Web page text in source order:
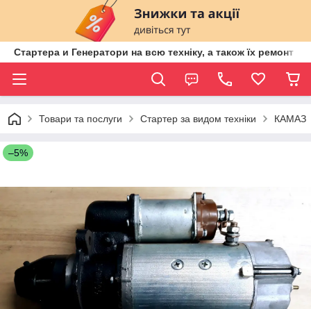
Стартера и Генератори на всю техніку, а також їх ремонт
Товари та послуги Стартер за видом техніки КАМАЗ
–5%